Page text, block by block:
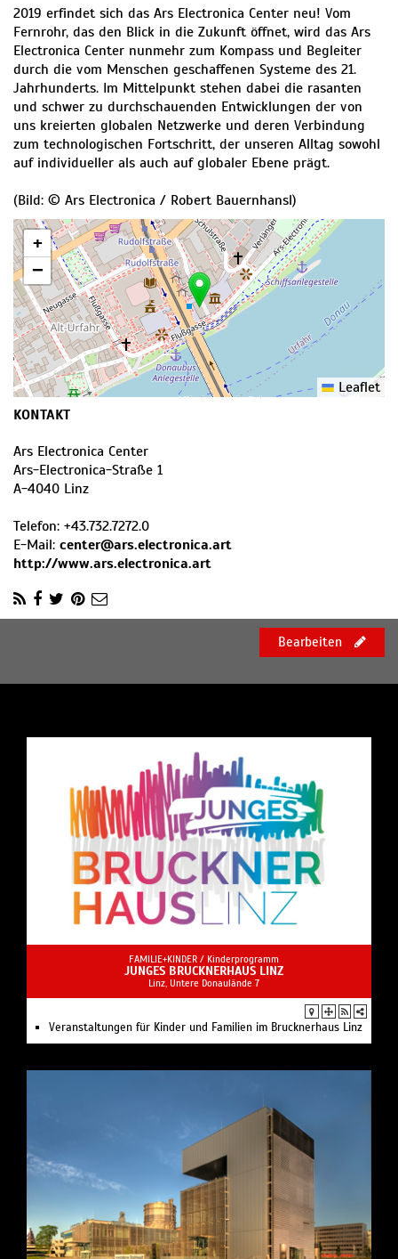
2019 erfindet sich das Ars Electronica Center neu! Vom
Fernrohr, das den Blick in die Zukunft öffnet, wird das Ars
Electronica Center nunmehr zum Kompass und Begleiter
durch die vom Menschen geschaffenen Systeme des 21.
Jahrhunderts. Im Mittelpunkt stehen dabei die rasanten
und schwer zu durchschauenden Entwicklungen der von
uns kreierten globalen Netzwerke und deren Verbindung
zum technologischen Fortschritt, der unseren Alltag sowohl
auf individueller als auch auf globaler Ebene prägt.
(Bild: © Ars Electronica / Robert Bauernhansl)
+
−
Leaflet
KONTAKT
Ars Electronica Center
Ars-Electronica-Straße 1
A-4040 Linz
Telefon: +43.732.7272.0
E-Mail: center@ars.electronica.art
http://www.ars.electronica.art
Bearbeiten
FAMILIE+KINDER / Kinderprogramm
JUNGES BRUCKNERHAUS LINZ
Linz, Untere Donaulände 7
Veranstaltungen für Kinder und Familien im Brucknerhaus Linz